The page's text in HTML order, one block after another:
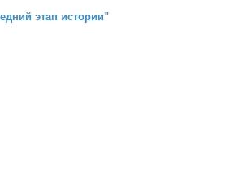
этап истории"